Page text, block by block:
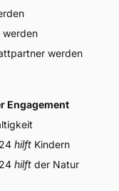
werden
werden
Engagement
hilft Kindern
hilft der Natur